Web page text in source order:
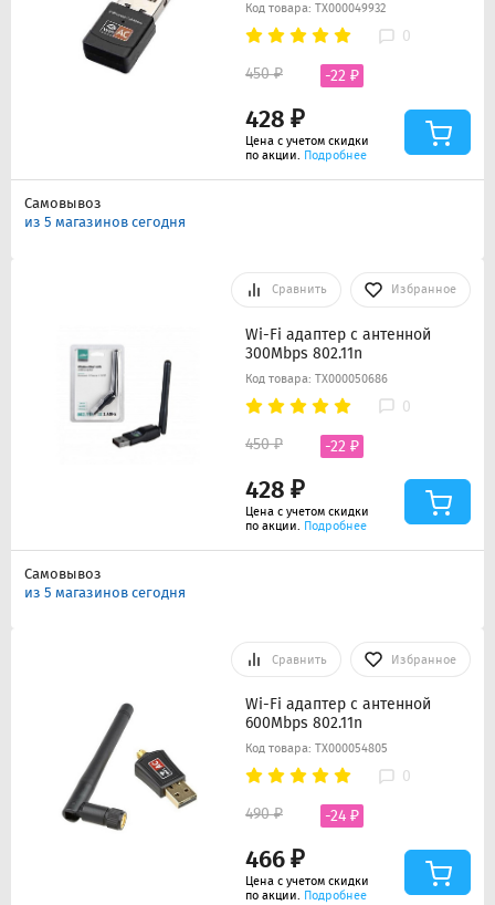
Код товара: ТХ000049932
0
428 ₽
450 ₽ -22 ₽
Цена с учетом скидки
по акции. Подробнее
Самовывоз
из 5 магазинов сегодня
Сравнить Избранное
Wi-Fi адаптер с антенной
300Mbps 802.11n
Код товара: ТХ000050686
0
428 ₽
450 ₽ -22 ₽
Цена с учетом скидки
по акции. Подробнее
Самовывоз
из 5 магазинов сегодня
Сравнить Избранное
Wi-Fi адаптер с антенной
600Mbps 802.11n
Код товара: ТХ000054805
0
466 ₽
490 ₽ -24 ₽
Цена с учетом скидки
по акции. Подробнее